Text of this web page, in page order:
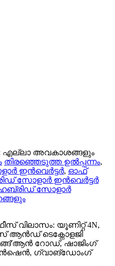
എല്ലാ അവകാശങ്ങളും
തിരഞ്ഞെടുത്ത ഉൽപ്പന്നം,
ഇൻവെർട്ടർ, ഓഫ്
സോളാർ ഇൻവെർട്ടർ
സോളാർ
വിലാസം: യൂണിറ്റ് 4N,
ആൻഡ് ടെക്നോളജി
റോഡ്, ഷാജിംഗ്
ഗ്വാങ്‌ഡോംഗ്